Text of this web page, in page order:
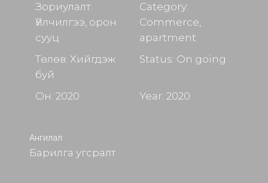
Зориулалт:
Үйлчилгээ, орон
сууц
Category:
Commerce,
apartment
Төлөв: Хийгдэж
буй
Status: On going
Он: 2020 Year: 2020
Ангилал
Барилга угсралт